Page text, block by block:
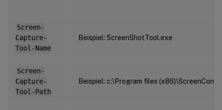
Screen-
Capture-
Tool-Name
Beispiel: ScreenShotTool.exe
Screen-
Capture-
Tool-Path
Beispiel: c:\Program files